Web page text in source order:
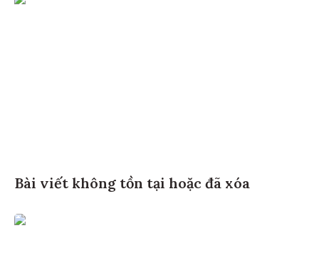
Bài viết không tồn tại hoặc đã xóa